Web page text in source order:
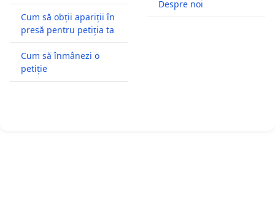
Cum să obții apariții în
presă pentru petiția ta
Cum să înmânezi o
petiție
Despre noi